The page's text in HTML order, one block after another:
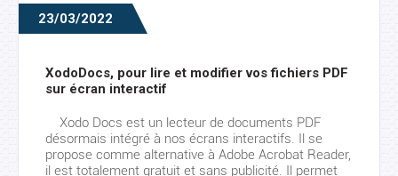
23/03/2022
XodoDocs, pour lire et modifier vos fichiers PDF
sur écran interactif
Xodo Docs est un lecteur de documents PDF
désormais intégré à nos écrans interactifs. Il se
propose comme alternative à Adobe Acrobat Reader,
il est totalement gratuit et sans publicité. Il permet